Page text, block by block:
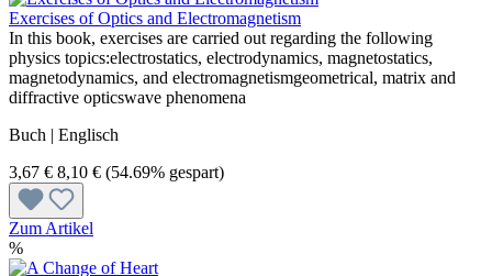
Exercises of Optics and Electromagnetism
In this book, exercises are carried out regarding the following
physics topics:electrostatics, electrodynamics, magnetostatics,
magnetodynamics, and electromagnetismgeometrical, matrix and
diffractive opticswave phenomena
Buch | Englisch
3,67 € 8,10 € (54.69% gespart)
Zum Artikel
%